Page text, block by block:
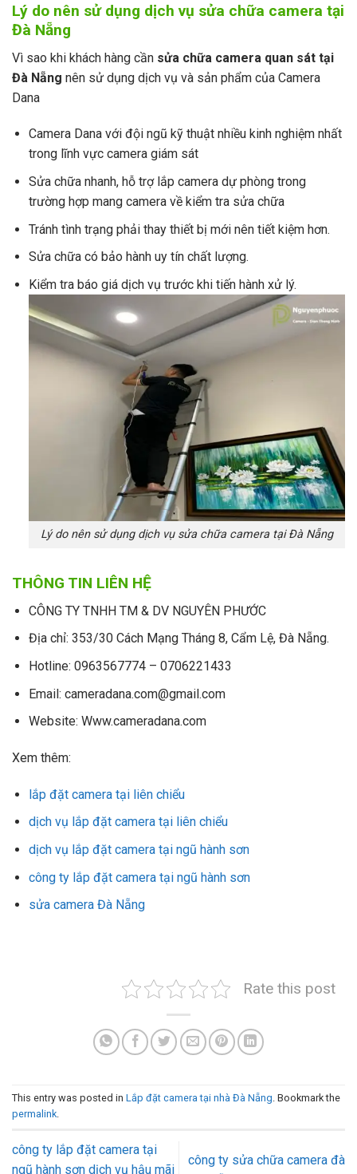
Lý do nên sử dụng dịch vụ sửa chữa camera tại
Đà Nẵng
Vì sao khi khách hàng cần sửa chữa camera quan sát tại
Đà Nẵng nên sử dụng dịch vụ và sản phẩm của Camera
Dana
Camera Dana với đội ngũ kỹ thuật nhiều kinh nghiệm nhất
trong lĩnh vực camera giám sát
Sửa chữa nhanh, hỗ trợ lắp camera dự phòng trong
trường hợp mang camera về kiểm tra sửa chữa
Tránh tình trạng phải thay thiết bị mới nên tiết kiệm hơn.
Sửa chữa có bảo hành uy tín chất lượng.
Kiểm tra báo giá dịch vụ trước khi tiến hành xử lý.
Lý do nên sử dụng dịch vụ sửa chữa camera tại Đà Nẵng
THÔNG TIN LIÊN HỆ
CÔNG TY TNHH TM & DV NGUYÊN PHƯỚC
Địa chỉ: 353/30 Cách Mạng Tháng 8, Cẩm Lệ, Đà Nẵng.
Hotline: 0963567774 – 0706221433
Email: cameradana.com@gmail.com
Website: Www.cameradana.com
Xem thêm:
lắp đặt camera tại liên chiểu
dịch vụ lắp đặt camera tại liên chiểu
dịch vụ lắp đặt camera tại ngũ hành sơn
công ty lắp đặt camera tại ngũ hành sơn
sửa camera Đà Nẵng
Rate this post
This entry was posted in Lắp đặt camera tại nhà Đà Nẵng. Bookmark the
permalink.
công ty lắp đặt camera tại
ngũ hành sơn dịch vụ hậu mãi
công ty sửa chữa camera đà